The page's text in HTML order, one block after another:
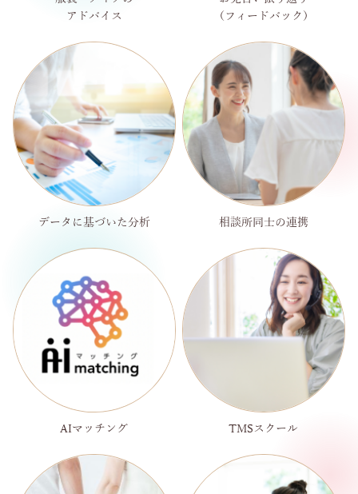
アドバイス
（フィードバック）
データに基づいた分析 相談所同士の連携
AIマッチング TMSスクール